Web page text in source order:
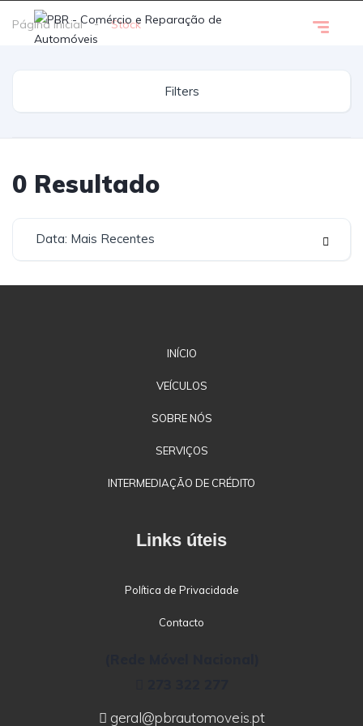
Página Inicial Stock
Filters
0 Resultado
Data: Mais Recentes
INÍCIO
VEÍCULOS
SOBRE NÓS
SERVIÇOS
INTERMEDIAÇÃO DE CRÉDITO
Links úteis
Política de Privacidade
Contacto
geral@pbrautomoveis.pt